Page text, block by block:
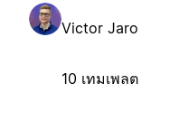
Victor Jaro
10 เทมเพลต